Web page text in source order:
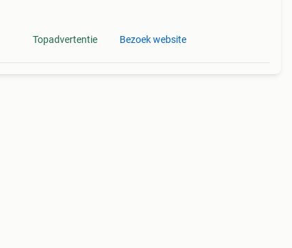
Topadvertentie Bezoek website